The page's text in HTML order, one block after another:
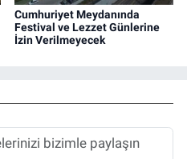
Cumhuriyet Meydanında
Festival ve Lezzet Günlerine
İzin Verilmeyecek